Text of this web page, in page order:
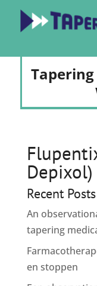
Depixol)
Recent Posts
An
tapering
en stoppen